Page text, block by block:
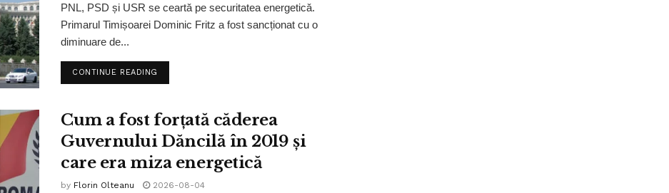
PNL, PSD și USR se ceartă pe securitatea energetică.
Primarul Timișoarei Dominic Fritz a fost sancționat cu o
diminuare de...
CONTINUE READING
Cum a fost forțată căderea
Guvernului Dăncilă în 2019 și
care era miza energetică
by Florin Olteanu 2026-08-04